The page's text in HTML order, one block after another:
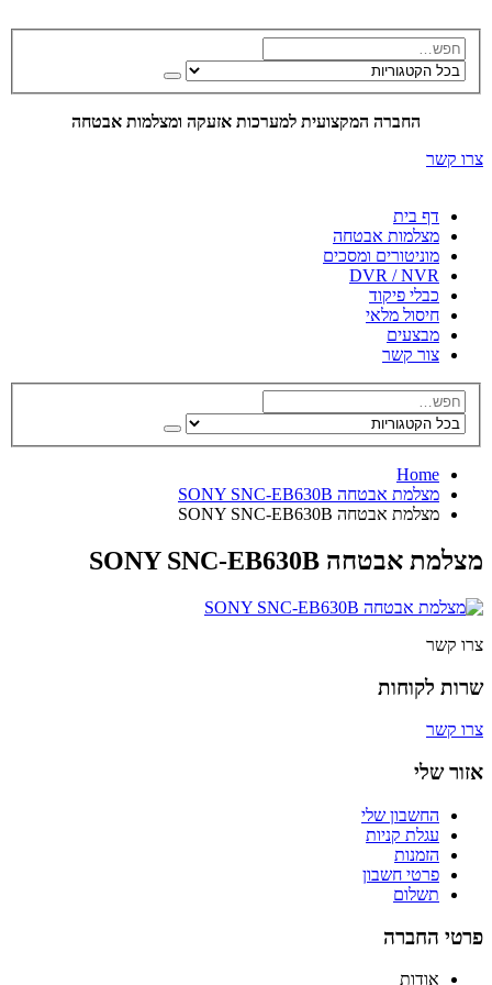
החברה המקצועית למערכות אזעקה ומצלמות אבטחה
צרו קשר
דף בית
מצלמות אבטחה
מוניטורים ומסכים
DVR / NVR
כבלי פיקוד
חיסול מלאי
מבצעים
צור קשר
Home
מצלמת אבטחה SONY SNC-EB630B
מצלמת אבטחה SONY SNC-EB630B
מצלמת אבטחה SONY SNC-EB630B
צרו קשר
שרות לקוחות
צרו קשר
אזור שלי
החשבון שלי
עגלת קניות
הזמנות
פרטי חשבון
תשלום
פרטי החברה
אודות